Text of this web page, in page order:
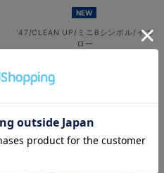
NEW
’47/CLEAN UP/ミニBシンボル/イエ
ロー